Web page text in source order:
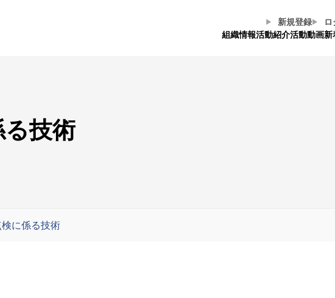
新規登録
組織情報活動紹介活動動画新
技術
に係る技術